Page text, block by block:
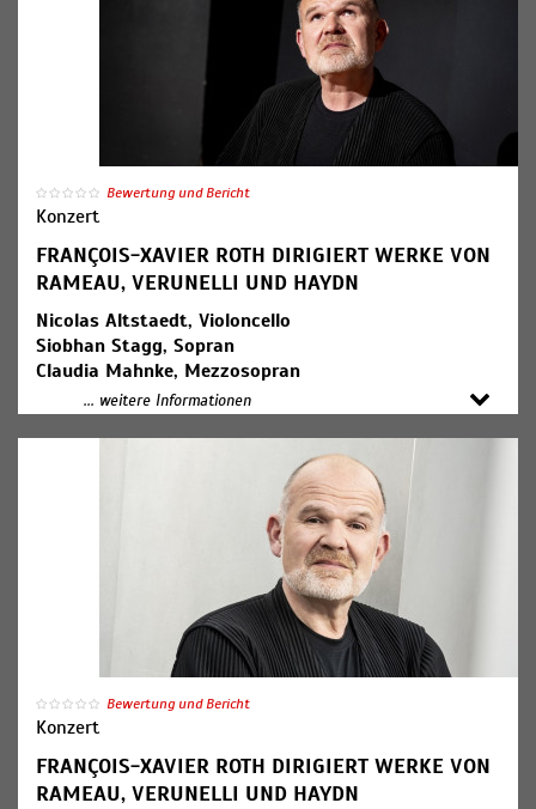
Jean-Philippe Rameau: Suite aus der Oper "Les Indes
Francesca Verunelli: Konzert für Violoncello und
Orchester (Kompositionsauftrag des SWR,
Joseph Haydn: Messe B-Dur Hob. XXII:14
("Harmoniemesse")
Bewertung und Bericht
Konzert
FRANÇOIS-XAVIER ROTH DIRIGIERT WERKE VON
RAMEAU, VERUNELLI UND HAYDN
Nicolas Altstaedt, Violoncello
Siobhan Stagg, Sopran
Claudia Mahnke, Mezzosopran
Julien Behr, Tenor
Matthew Rose, Bass
François-Xavier Roth, Dirigent (Foto)
Jean-Philippe Rameau: Suite aus der Oper "Les Indes
Francesca Verunelli: Konzert für Violoncello und
Orchester (Kompositionsauftrag des SWR,
Joseph Haydn: Messe B-Dur Hob. XXII:14
("Harmoniemesse")
... weitere Informationen
Bewertung und Bericht
Konzert
FRANÇOIS-XAVIER ROTH DIRIGIERT WERKE VON
RAMEAU, VERUNELLI UND HAYDN